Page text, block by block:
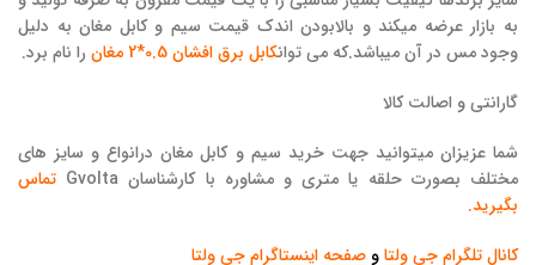
به بازار عرضه میکند و بالابودن اندک قیمت سیم و کابل مغان به دلیل
وجود مس در آن میباشد.که می توانکابل برق افشان 0.5*2 مغان
را نام برد.
گارانتی و اصالت کالا
شما عزیزان میتوانید جهت خرید سیم و کابل مغان درانواع و سایز های
مختلف بصورت حلقه یا متری و مشاوره با کارشناسان Gvolta
تماس
بگیرید.
کانال تلگرام جی ولتاو صفحه اینستاگرام جی ولتا